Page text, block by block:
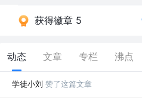
获得徽章 5
动态 文章 专栏 沸点
学徒小刘 赞了这篇文章